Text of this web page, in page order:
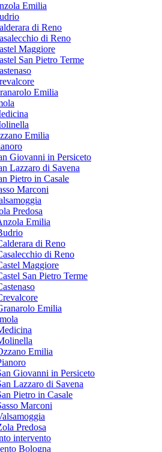
Emilia
di Reno
di Reno
Maggiore
San Pietro Terme
Emilia
Emilia
Giovanni in Persiceto
Lazzaro di Savena
Pietro in Casale
Marconi
Predosa
Emilia
di Reno
di Reno
Maggiore
San Pietro Terme
Emilia
Emilia
Giovanni in Persiceto
Lazzaro di Savena
Pietro in Casale
Marconi
Predosa
intervento
Bologna